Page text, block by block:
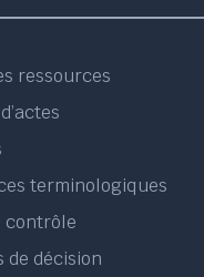
ressources
terminologiques
contrôle
de décision